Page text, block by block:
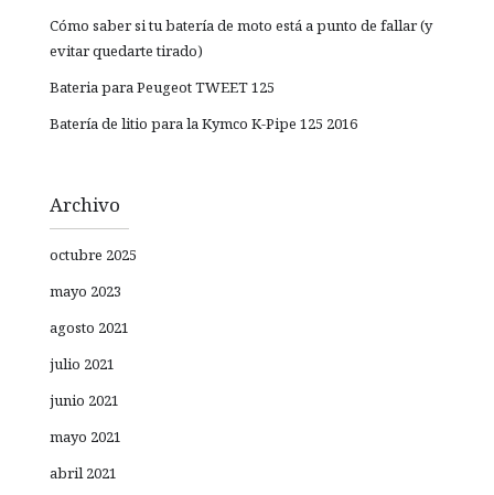
Cómo saber si tu batería de moto está a punto de fallar (y
evitar quedarte tirado)
Bateria para Peugeot TWEET 125
Batería de litio para la Kymco K-Pipe 125 2016
Archivo
octubre 2025
mayo 2023
agosto 2021
julio 2021
junio 2021
mayo 2021
abril 2021